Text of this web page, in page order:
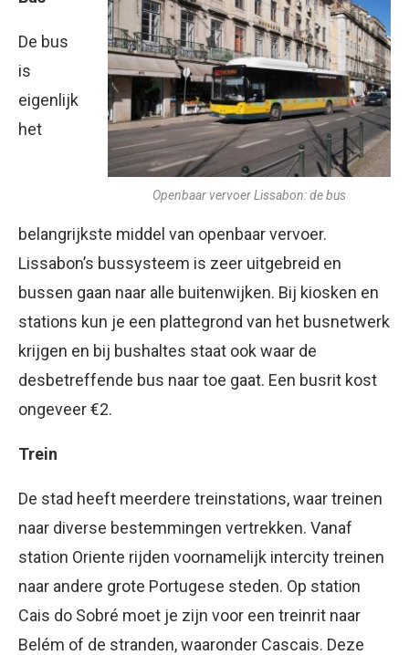
Openbaar vervoer Lissabon: de bus
De bus
is
eigenlijk
het
belangrijkste middel van openbaar vervoer.
Lissabon’s bussysteem is zeer uitgebreid en
bussen gaan naar alle buitenwijken. Bij kiosken en
stations kun je een plattegrond van het busnetwerk
krijgen en bij bushaltes staat ook waar de
desbetreffende bus naar toe gaat. Een busrit kost
ongeveer €2.
Trein
De stad heeft meerdere treinstations, waar treinen
naar diverse bestemmingen vertrekken. Vanaf
station Oriente rijden voornamelijk intercity treinen
naar andere grote Portugese steden. Op station
Cais do Sobré moet je zijn voor een treinrit naar
Belém of de stranden, waaronder Cascais. Deze